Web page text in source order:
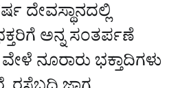
ದೇವಸ್ಥಾನದಲ್ಲಿ
ಅನ್ನ ಸಂತರ್ಪಣೆ
ನೂರಾರು ಭಕ್ತಾದಿಗಳು